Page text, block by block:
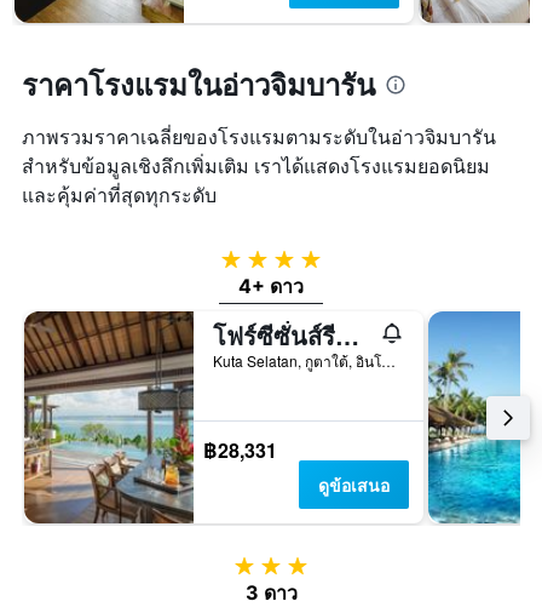
ราคาโรงแรมในอ่าวจิมบารัน
ภาพรวมราคาเฉลี่ยของโรงแรมตามระดับในอ่าวจิมบารัน
สำหรับข้อมูลเชิงลึกเพิ่มเติม เราได้แสดงโรงแรมยอดนิยม
และคุ้มค่าที่สุดทุกระดับ
4 ดาว
4+ ดาว
โฟร์ซีซั่นส์รีสอร์ท บาหลี แอทจิมบารันเบย์
Kuta Selatan, กูตาใต้, อินโดนีเซีย
฿28,331
ดูข้อเสนอ
3 ดาว
3 ดาว